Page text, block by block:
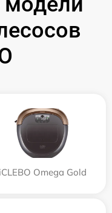
iCLEBO Omega Gold